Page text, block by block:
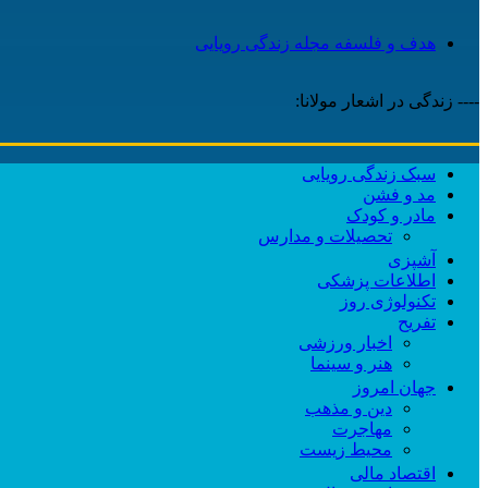
هدف و فلسفه مجله زندگی رویایی
---- زندگی در اشعار مولانا:
سبک زندگی رویایی
مد و فشن
مادر و کودک
تحصیلات و مدارس
آشپزی
اطلاعات پزشکی
تکنولوژی روز
تفریح
اخبار ورزشی
هنر و سینما
جهان امروز
دین و مذهب
مهاجرت
محیط زیست
اقتصاد مالی